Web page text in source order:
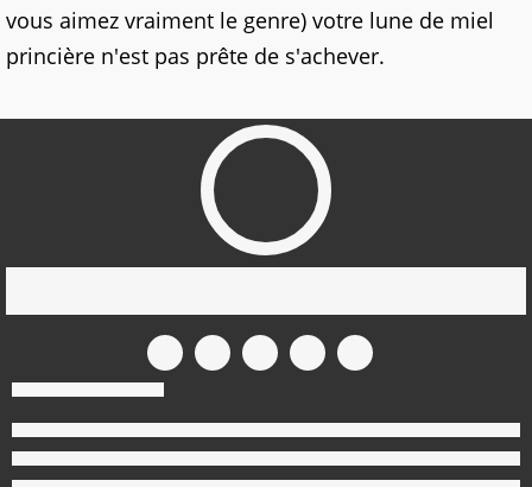
vous aimez vraiment le genre) votre lune de miel
princière n'est pas prête de s'achever.